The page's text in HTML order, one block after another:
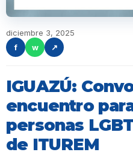
diciembre 3, 2025
f
w ↗
IGUAZÚ:
encuentro
personas
de ITUREM